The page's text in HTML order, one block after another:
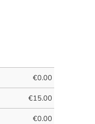
€0.00
€15.00
€0.00